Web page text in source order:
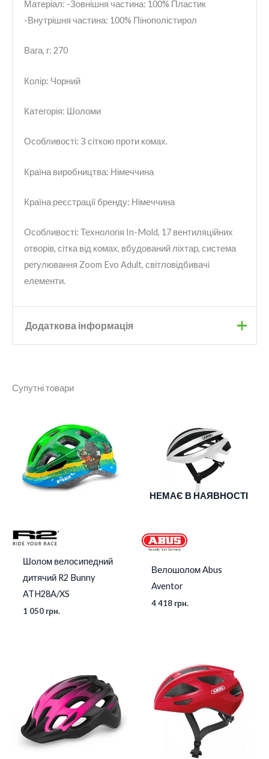
Матеріал: -Зовнішня частина: 100% Пластик
-Внутрішня частина: 100% Пінополістирол
Вага, г: 270
Колір: Чорний
Категорія: Шоломи
Особливості: З сіткою проти комах.
Країна виробництва: Німеччина
Країна реєстрації бренду: Німеччина
Особливості: Технологія In-Mold, 17 вентиляційних
отворів, сітка від комах, вбудований ліхтар, система
регулювання Zoom Evo Adult, світловідбивачі
елементи.
Додаткова інформація
Колір
Супутні товари
Шолом велосипедний
дитячий R2 Bunny
ATH28A/XS
1 050 грн.
НЕМАЄ В НАЯВНОСТІ
Велошолом Abus
Aventor
4 418 грн.
від
2
638 грн.
до
3